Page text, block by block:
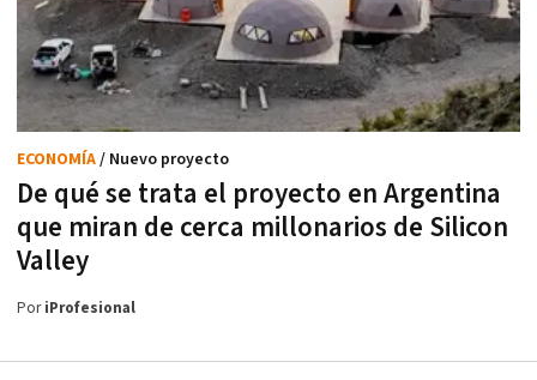
De qué se trata el proyecto en Argentina
que miran de cerca millonarios de Silicon
Valley
ECONOMÍA/ Nuevo proyecto
PoriProfesional